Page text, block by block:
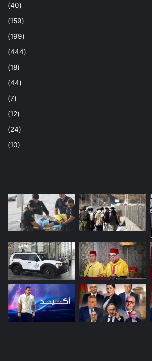
(40)
(159)
(199)
(444)
(18)
(44)
(7)
(12)
(24)
(10)